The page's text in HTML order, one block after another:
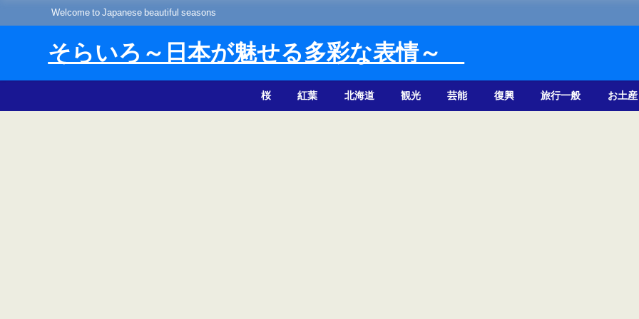
Welcome to Japanese beautiful seasons
そらいろ～日本が魅せる多彩な表情～
桜 紅葉 北海道 観光 芸能 復興 旅行一般 お土